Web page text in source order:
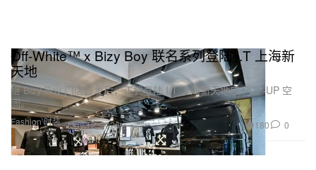
Fashion 时装
Off-White™ x Bizy Boy 联名系列登陆 I.T 上海新
天地
继 Bizy Boy 门店首发后，正式登陆 I.T 上海新天地店 POP-UP 空
间。
May 12, 2026 180 0